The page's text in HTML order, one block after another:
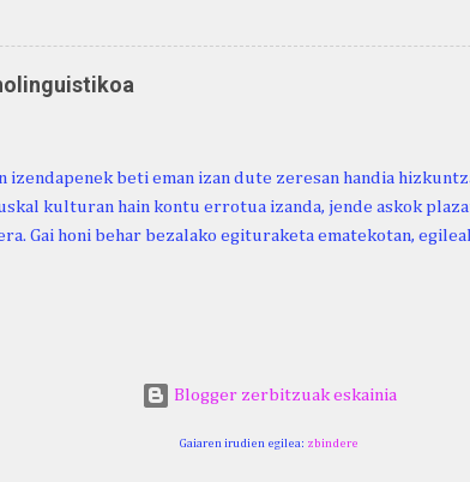
ari du. (Euria). Mujika Josefa Martina . Neronek or-
Oñatibia Manuel . Bible Saindua. (Duvoisin). 1859. Ebiya
Neronek or-emen entzunak. Gexala ari du ... Ebi maxkala .
or-emen entzunak. Euri txe au da okerrena...
izendapenek beti eman izan dute zeresan handia
kulturan hain kontu errotua izanda, jende askok
Gai honi behar bezalako egituraketa ematekotan,
Horretarako, nozio orokorretan oinarrituriko
index.php/euskera/article/view/287/
Blogger zerbitzuak eskainia
Gaiaren irudien egilea: zbindere